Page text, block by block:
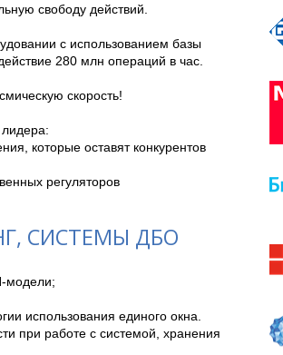
свободу действий.
с использованием базы
280 млн операций в час.
скорость!
регуляторов
СИСТЕМЫ ДБО
модели;
использования единого окна.
при работе с системой, хранения